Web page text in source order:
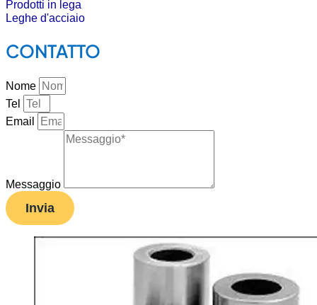
Prodotti in lega
Leghe d'acciaio
CONTATTO
Nome
Tel
Email
Messaggio
Invia